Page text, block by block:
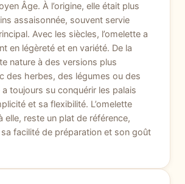
Âge. À l’origine, elle était plus
assaisonnée, souvent servie
Avec les siècles, l’omelette a
en légèreté et en variété. De la
nature à des versions plus
des herbes, des légumes ou des
toujours su conquérir les palais
et sa flexibilité. L’omelette
elle, reste un plat de référence,
facilité de préparation et son goût